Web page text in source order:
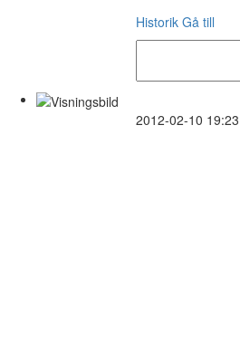
Historik Gå till
2012-02-10 19:23